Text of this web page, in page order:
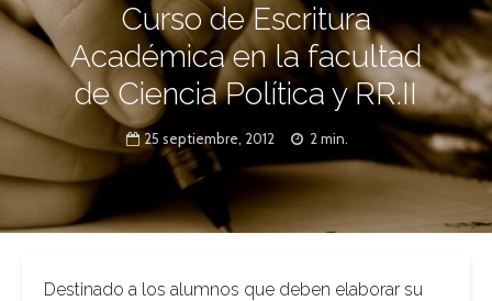
Curso de Escritura
Académica en la facultad
de Ciencia Política y RR.II
25 septiembre, 2012 2 min.
Destinado a los alumnos que deben elaborar su